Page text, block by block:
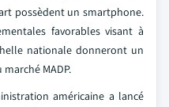
possèdent un smartphone.
favorables visant à
nationale donneront un
MADP.
américaine a lancé